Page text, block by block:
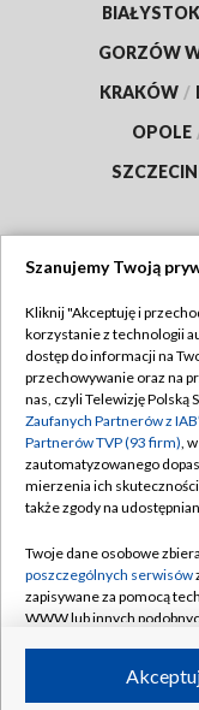
BIAŁYSTOK
GORZÓW
KRAKÓW /
OPOLE
SZCZECIN
Abonament TVP
Emisja w TVP
Centrum
Naziemna
Rada Programowa
System NOS
Informacje o
Program dla prasy
Szanujemy Twoją
Kliknij "Akceptuję i
korzystanie z technologii
dostęp do informacji na
przechowywanie oraz na
nas, czyli Telewizję Polską
Zaufanych Partnerów z
Partnerów TVP (93 firm),
zautomatyzowanego
mierzenia ich
także zgody na
Twoje dane osobowe
poszczególnych serwisów
zapisywane za pomocą
WWW lub innych
ruchu w Internecie.